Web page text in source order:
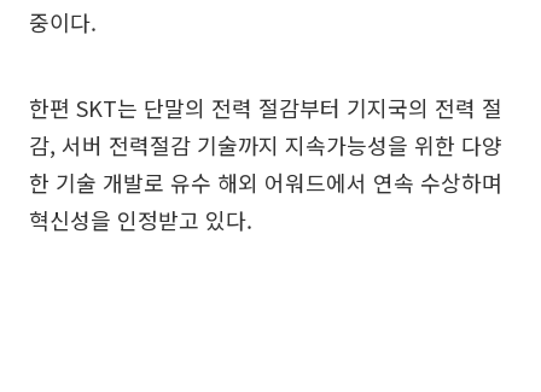
중이다.
한편 SKT는 단말의 전력 절감부터 기지국의 전력 절
감, 서버 전력절감 기술까지 지속가능성을 위한 다양
한 기술 개발로 유수 해외 어워드에서 연속 수상하며
혁신성을 인정받고 있다.